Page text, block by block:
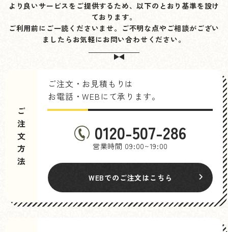
より良いサービスをご提供するため、以下のとおり基準を設け
ております。
ご利用前にご一読くださいませ。ご不明な点やご相談がござい
ましたらお気軽にお問い合わせください。
ご注文方法
ご注文・お見積もりは
お電話・WEBにて承ります。
0120-507-286
営業時間 09:00~19:00
WEBでのご注文はこちら